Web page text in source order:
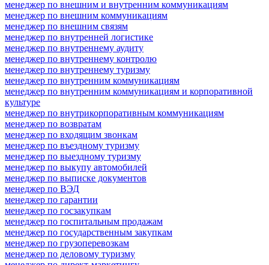
менеджер по внешним и внутренним коммуникациям
менеджер по внешним коммуникациям
менеджер по внешним связям
менеджер по внутренней логистике
менеджер по внутреннему аудиту
менеджер по внутреннему контролю
менеджер по внутреннему туризму
менеджер по внутренним коммуникациям
менеджер по внутренним коммуникациям и корпоративной
культуре
менеджер по внутрикорпоративным коммуникациям
менеджер по возвратам
менеджер по входящим звонкам
менеджер по въездному туризму
менеджер по выездному туризму
менеджер по выкупу автомобилей
менеджер по выписке документов
менеджер по ВЭД
менеджер по гарантии
менеджер по госзакупкам
менеджер по госпитальным продажам
менеджер по государственным закупкам
менеджер по грузоперевозкам
менеджер по деловому туризму